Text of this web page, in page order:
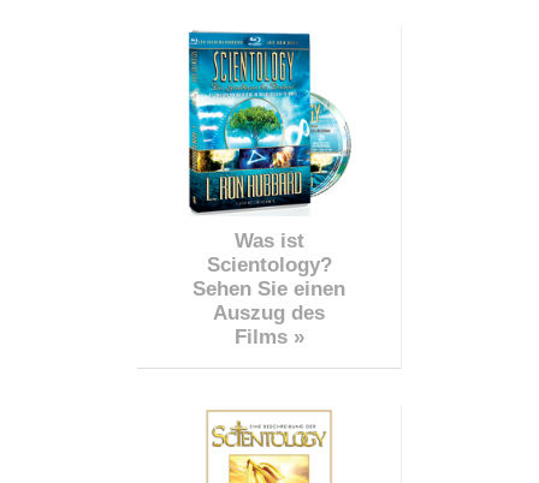
Was ist
Scientology?
Sehen Sie einen
Auszug des
Films »